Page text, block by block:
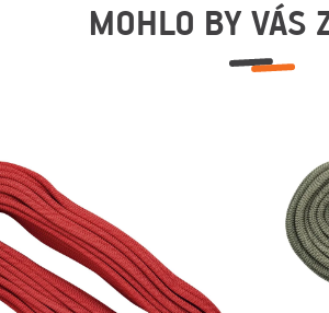
MOHLO BY VÁS